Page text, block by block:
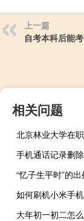
上一篇
自考本科后能
相关问题
“忆子生平时”的
大年初一初二怎